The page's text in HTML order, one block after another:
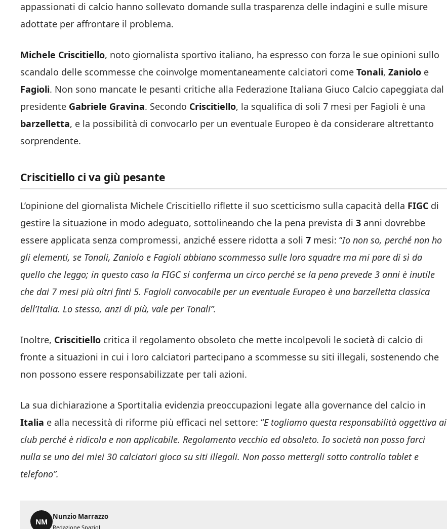
appassionati di calcio hanno sollevato domande sulla trasparenza delle indagini e sulle misure
adottate per affrontare il problema.
Michele Criscitiello, noto giornalista sportivo italiano, ha espresso con forza le sue opinioni sullo
scandalo delle scommesse che coinvolge momentaneamente calciatori come Tonali, Zaniolo e
Fagioli. Non sono mancate le pesanti critiche alla Federazione Italiana Giuco Calcio capeggiata dal
presidente Gabriele Gravina. Secondo Criscitiello, la squalifica di soli 7 mesi per Fagioli è una
barzelletta, e la possibilità di convocarlo per un eventuale Europeo è da considerare altrettanto
sorprendente.
Criscitiello ci va giù pesante
L’opinione del giornalista Michele Criscitiello riflette il suo scetticismo sulla capacità della FIGC di
gestire la situazione in modo adeguato, sottolineando che la pena prevista di 3 anni dovrebbe
essere applicata senza compromessi, anziché essere ridotta a soli 7 mesi: “Io non so, perché non ho
gli elementi, se Tonali, Zaniolo e Fagioli abbiano scommesso sulle loro squadre ma mi pare di sì da
quello che leggo; in questo caso la FIGC si conferma un circo perché se la pena prevede 3 anni è inutile
che dai 7 mesi più altri finti 5. Fagioli convocabile per un eventuale Europeo è una barzelletta classica
dell’Italia. Lo stesso, anzi di più, vale per Tonali”.
Inoltre, Criscitiello critica il regolamento obsoleto che mette incolpevoli le società di calcio di
fronte a situazioni in cui i loro calciatori partecipano a scommesse su siti illegali, sostenendo che
non possono essere responsabilizzate per tali azioni.
La sua dichiarazione a Sportitalia evidenzia preoccupazioni legate alla governance del calcio in
Italia e alla necessità di riforme più efficaci nel settore: “E togliamo questa responsabilità oggettiva ai
club perché è ridicola e non applicabile. Regolamento vecchio ed obsoleto. Io società non posso farci
nulla se uno dei miei 30 calciatori gioca su siti illegali. Non posso mettergli sotto controllo tablet e
telefono”.
NM
Nunzio Marrazzo
Redazione SpazioJ